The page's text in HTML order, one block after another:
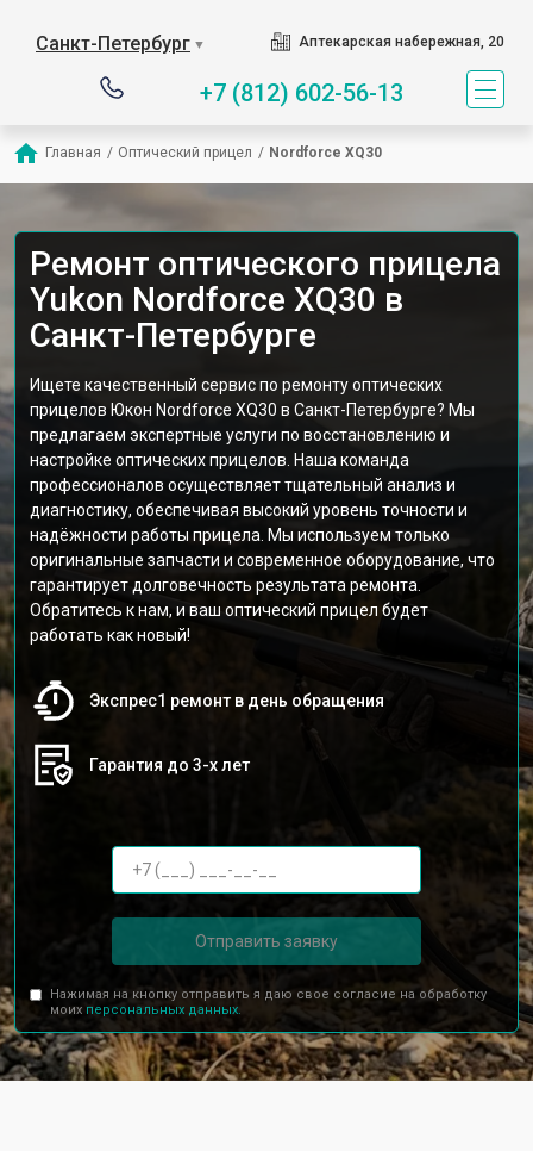
Санкт-Петербург ▼ Аптекарская набережная, 20
+7 (812) 602-56-13
Главная / Оптический прицел / Nordforce XQ30
Ремонт оптического прицела
Yukon Nordforce XQ30 в
Санкт-Петербурге
Ищете качественный сервис по ремонту оптических
прицелов Юкон Nordforce XQ30 в Санкт-Петербурге? Мы
предлагаем экспертные услуги по восстановлению и
настройке оптических прицелов. Наша команда
профессионалов осуществляет тщательный анализ и
диагностику, обеспечивая высокий уровень точности и
надёжности работы прицела. Мы используем только
оригинальные запчасти и современное оборудование, что
гарантирует долговечность результата ремонта.
Обратитесь к нам, и ваш оптический прицел будет
работать как новый!
Экспрес1 ремонт в день обращения
Гарантия до 3-х лет
Отправить заявку
Нажимая на кнопку отправить я даю свое согласие на обработку
моих персональных данных.